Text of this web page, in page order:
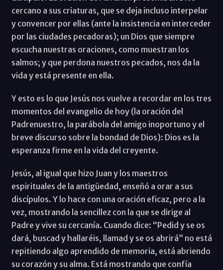
cercano a sus criaturas, que se deja incluso interpelar
y convencer por ellas (ante la insistencia en interceder
por las ciudades pecadoras); un Dios que siempre
escucha nuestras oraciones, como muestran los
salmos; y que perdona nuestros pecados, nos da la
vida y está presente en ella.
Y esto es lo que Jesús nos vuelve a recordar en los tres
momentos del evangelio de hoy (la oración del
Padrenuestro, la parábola del amigo inoportuno y el
breve discurso sobre la bondad de Dios): Dios es la
esperanza firme en la vida del creyente.
Jesús, al igual que hizo Juan y los maestros
espirituales de la antigüedad, enseñó a orar a sus
discípulos. Y lo hace con una oración eficaz, pero a la
vez, mostrando la sencillez con la que se dirige al
Padre y vive su cercanía. Cuando dice: “Pedid y se os
dará, buscad y hallaréis, llamad y se os abrirá” no está
repitiendo algo aprendido de memoria, está abriendo
su corazón y su alma. Está mostrando que confía